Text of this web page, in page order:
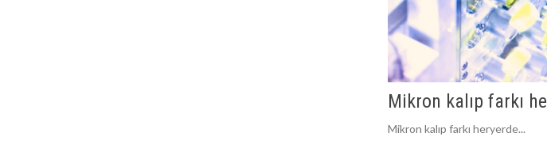
Mikron kalıp farkı
Mikron kalıp farkı heryerde...